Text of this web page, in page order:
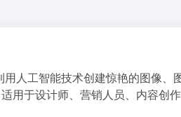
人工智能技术创建惊艳的图像、
用于设计师、营销人员、内容创